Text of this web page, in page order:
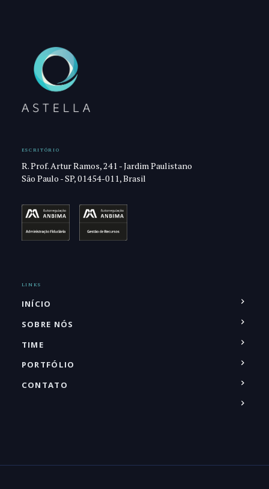
ESCRITÓRIO
R. Prof. Artur Ramos, 241 - Jardim Paulistano
São Paulo - SP, 01454-011, Brasil
LINKS
INÍCIO
SOBRE NÓS
TIME
PORTFÓLIO
CONTATO